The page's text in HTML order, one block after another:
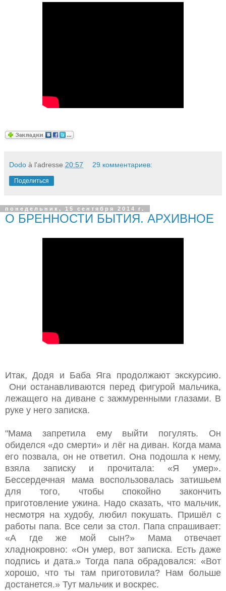
Dodo à l'adresse 20:57 29 комментариев:
Поделиться
понедельник, 15 сентября 2014 г.
О БРЕННОСТИ БЫТИЯ. АРХИВНОЕ
Итак, Додя и Баба Яга продолжают экскурсию.
Они останавливаются перед фигурой мальчика,
лежащего на диване с зажмуренными глазами. В
руке у него записка.
"Мама запретила ему выйти погулять. Он
обиделся «до смерти» и лёг на диван. Когда мама
его позвала, он не ответил. Она подошла к нему,
взяла записку и прочитала: «Я умер».
Бессердечная мама воспользовалась затишьем
для того, чтобы спокойно закончить
приготовление ужина. Надо сказать, что мальчик,
несмотря на худобу, любил покушать. Пришёл с
работы папа. Все сели за стол. Папа спрашивает:
«А где же мой сын?» Мама отвечает
хладнокровно: «Он умер, вот записка. Есть даже
подпись и дата.» Тогда папа обрадовался: «Вот
хорошо, что ты там приготовила? Нам больше
достанется.» Тут мальчик и воскрес.